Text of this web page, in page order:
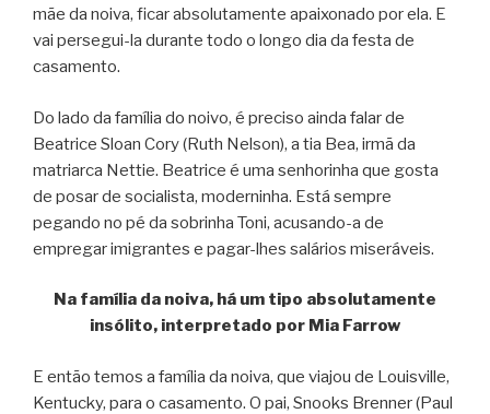
mãe da noiva, ficar absolutamente apaixonado por ela. E
vai persegui-la durante todo o longo dia da festa de
casamento.
Do lado da família do noivo, é preciso ainda falar de
Beatrice Sloan Cory (Ruth Nelson), a tia Bea, irmã da
matriarca Nettie. Beatrice é uma senhorinha que gosta
de posar de socialista, moderninha. Está sempre
pegando no pé da sobrinha Toni, acusando-a de
empregar imigrantes e pagar-lhes salários miseráveis.
Na família da noiva, há um tipo absolutamente
insólito, interpretado por Mia Farrow
E então temos a família da noiva, que viajou de Louisville,
Kentucky, para o casamento. O pai, Snooks Brenner (Paul